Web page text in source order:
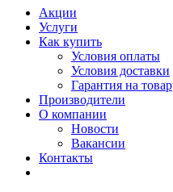
Акции
Услуги
Как купить
Условия оплаты
Условия доставки
Гарантия на товар
Производители
О компании
Новости
Вакансии
Контакты